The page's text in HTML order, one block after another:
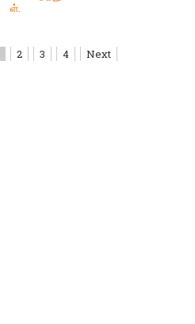
ள்.
2 3 4 Next